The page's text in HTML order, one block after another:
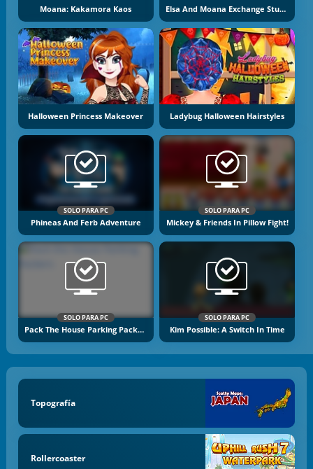
Moana: Kakamora Kaos Elsa And Moana Exchange Students
Halloween Princess Makeover Ladybug Halloween Hairstyles
SOLO PARA PC
Phineas And Ferb Adventure
SOLO PARA PC
Mickey & Friends In Pillow Fight!
SOLO PARA PC
Pack The House Parking Packers
SOLO PARA PC
Kim Possible: A Switch In Time
Topografía
Rollercoaster